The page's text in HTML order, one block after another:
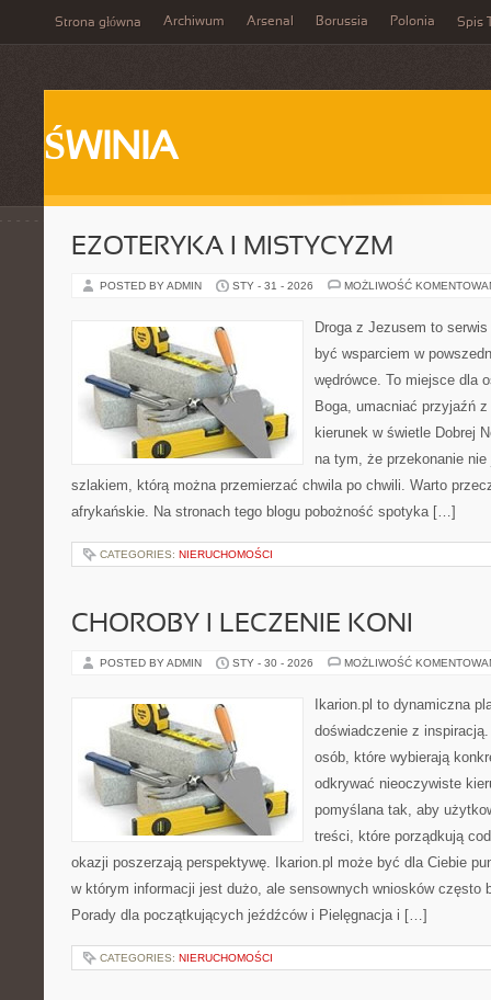
Strona główna Archiwum Arsenal Borussia Polonia Spis
ŚWINIA
EZOTERYKA I MISTYCYZM
POSTED BY ADMIN STY - 31 - 2026 MOŻLIWOŚĆ
Droga z Jezusem to
być wsparciem w
wędrówce. To miejsce dla
Boga, umacniać przyjaźń
kierunek w świetle Dobrej
na tym, że przekonanie
szlakiem, którą można przemierzać chwila po chwili. Warto
afrykańskie. Na stronach tego blogu pobożność spotyka […]
CATEGORIES: NIERUCHOMOŚCI
CHOROBY I LECZENIE KONI
POSTED BY ADMIN STY - 30 - 2026 MOŻLIWOŚĆ
Ikarion.pl to dynamiczna
doświadczenie z
osób, które wybierają
odkrywać nieoczywiste
pomyślana tak, aby
treści, które porządkują
okazji poszerzają perspektywę. Ikarion.pl może być dla Ciebie
w którym informacji jest dużo, ale sensownych wniosków często
Porady dla początkujących jeźdźców i Pielęgnacja i […]
CATEGORIES: NIERUCHOMOŚCI